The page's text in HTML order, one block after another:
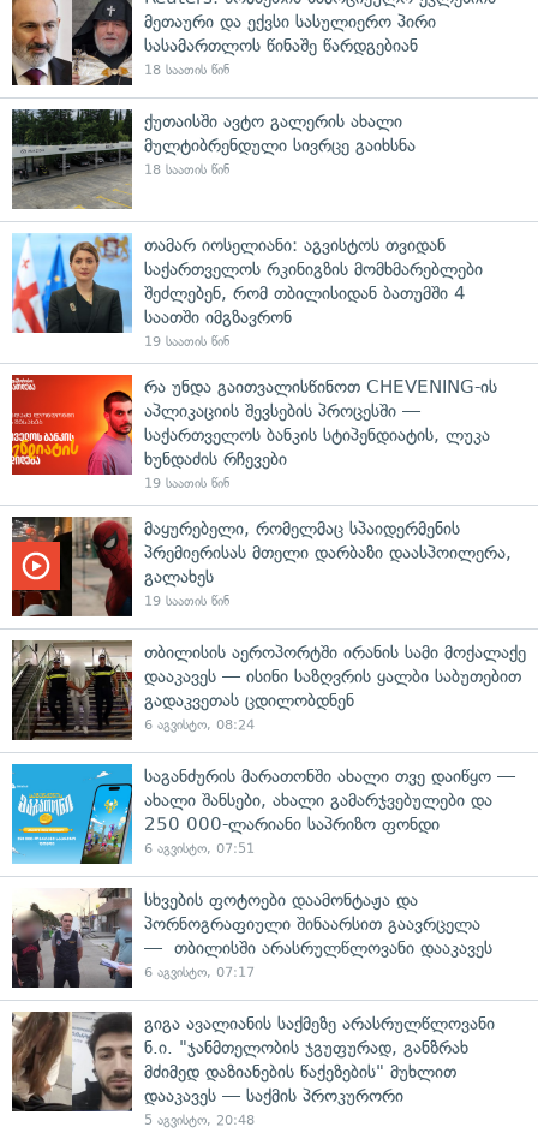
მეთაური და ექვსი სასულიერო პირი
სასამართლოს წინაშე წარდგებიან
18 საათის წინ
ქუთაისში ავტო გალერის ახალი
მულტიბრენდული სივრცე გაიხსნა
18 საათის წინ
თამარ იოსელიანი: აგვისტოს თვიდან
საქართველოს რკინიგზის მომხმარებლები
შეძლებენ, რომ თბილისიდან ბათუმში 4
საათში იმგზავრონ
19 საათის წინ
რა უნდა გაითვალისწინოთ CHEVENING-ის
აპლიკაციის შევსების პროცესში —
საქართველოს ბანკის სტიპენდიატის, ლუკა
ხუნდაძის რჩევები
19 საათის წინ
მაყურებელი, რომელმაც სპაიდერმენის
პრემიერისას მთელი დარბაზი დაასპოილერა,
გალახეს
19 საათის წინ
თბილისის აეროპორტში ირანის სამი მოქალაქე
დააკავეს — ისინი საზღვრის ყალბი საბუთებით
გადაკვეთას ცდილობდნენ
6 აგვისტო, 08:24
საგანძურის მარათონში ახალი თვე დაიწყო —
ახალი შანსები, ახალი გამარჯვებულები და
250 000-ლარიანი საპრიზო ფონდი
6 აგვისტო, 07:51
სხვების ფოტოები დაამონტაჟა და
პორნოგრაფიული შინაარსით გაავრცელა
— თბილისში არასრულწლოვანი დააკავეს
6 აგვისტო, 07:17
გიგა ავალიანის საქმეზე არასრულწლოვანი
ნ.ი. "ჯანმთელობის ჯგუფურად, განზრახ
მძიმედ დაზიანების წაქეზების" მუხლით
დააკავეს — საქმის პროკურორი
5 აგვისტო, 20:48